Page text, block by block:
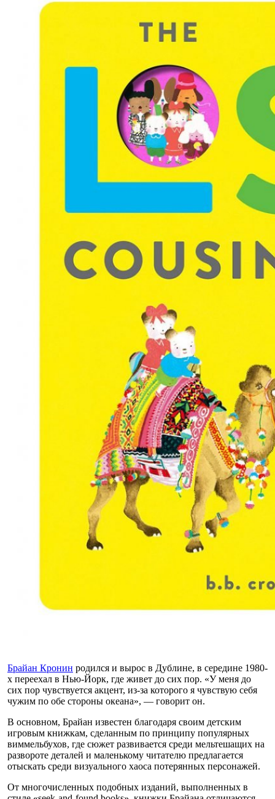
Брайан Кронин родился и вырос в Дублине, в середине 1980-
х переехал в Нью-Йорк, где живет до сих пор. «У меня до
сих пор чувствуется акцент, из-за которого я чувствую себя
чужим по обе стороны океана», — говорит он.
В основном, Брайан известен благодаря своим детским
игровым книжкам, сделанным по принципу популярных
виммельбухов, где сюжет развивается среди мельтешащих на
развороте деталей и маленькому читателю предлагается
отыскать среди визуального хаоса потерянных персонажей.
От многочисленных подобных изданий, выполненных в